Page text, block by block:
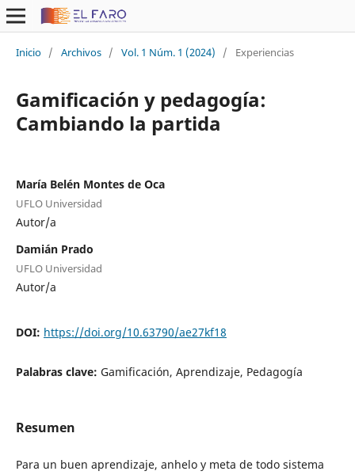
Inicio / Archivos / Vol. 1 Núm. 1 (2024) / Experiencias
Gamificación y pedagogía:
Cambiando la partida
María Belén Montes de Oca
UFLO Universidad
Autor/a
Damián Prado
UFLO Universidad
Autor/a
DOI: https://doi.org/10.63790/ae27kf18
Palabras clave: Gamificación, Aprendizaje, Pedagogía
Resumen
Para un buen aprendizaje, anhelo y meta de todo sistema